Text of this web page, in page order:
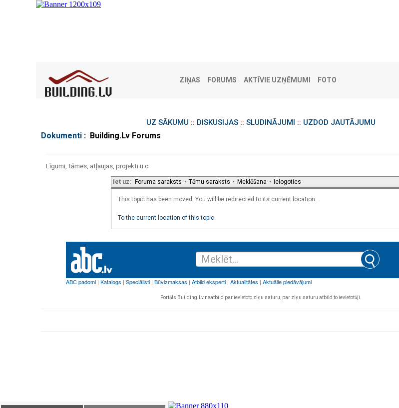
ZIŅAS FORUMS AKTĪVIE UZŅĒMUMI FOTO
UZ SĀKUMU :: DISKUSIJAS:: SLUDINĀJUMI :: UZDOD JAUTĀJUMU
Dokumenti : Building.Lv Forums
Līgumi, tāmes, atļaujas, projekti u.c
Iet uz: Foruma saraksts • Tēmu saraksts • Meklēšana • Ielogoties
This topic has been moved. You will be redirected to its current location.
To the current location of this topic.
Portāls Building.Lv neatbild par ievietoto ziņu saturu, par ziņu saturu atbild to ievietotāji.